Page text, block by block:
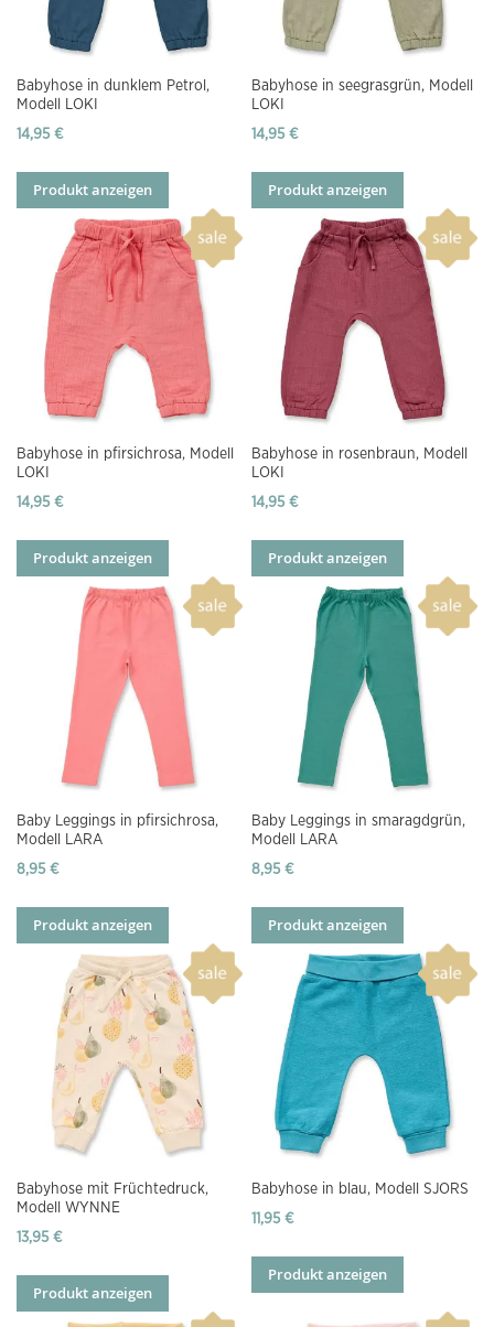
Babyhose in dunklem Petrol,
Modell LOKI
14,95 €
Produkt anzeigen
Babyhose in seegrasgrün, Modell
LOKI
14,95 €
Produkt anzeigen
Babyhose in pfirsichrosa, Modell
LOKI
14,95 €
Produkt anzeigen
Babyhose in rosenbraun, Modell
LOKI
14,95 €
Produkt anzeigen
Baby Leggings in pfirsichrosa,
Modell LARA
8,95 €
Produkt anzeigen
Baby Leggings in smaragdgrün,
Modell LARA
8,95 €
Produkt anzeigen
Babyhose mit Früchtedruck,
Modell WYNNE
13,95 €
Produkt anzeigen
Babyhose in blau, Modell SJORS
11,95 €
Produkt anzeigen